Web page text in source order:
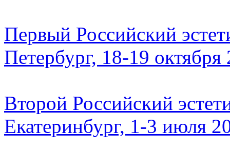
Первый Российский
Петербург, 18-19 октября
Второй Российский
Екатеринбург, 1-3 июля